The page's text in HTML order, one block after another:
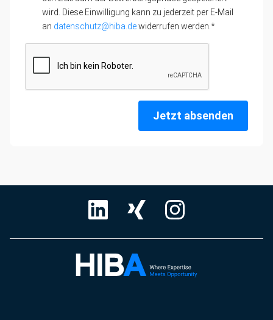
wird. Diese Einwilligung kann zu jederzeit per E-Mail
an datenschutz@hiba.dewiderrufen werden.*
Jetzt absenden